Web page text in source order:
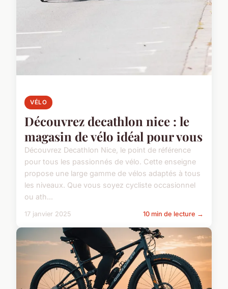
VÉLO
Découvrez decathlon nice : le
magasin de vélo idéal pour vous
Découvrez Decathlon Nice, le point de référence
pour tous les passionnés de vélo. Cette enseigne
propose une large gamme de vélos adaptés à tous
les niveaux. Que vous soyez cycliste occasionnel
ou ath...
17 janvier 2025 10 min de lecture →